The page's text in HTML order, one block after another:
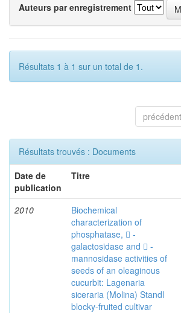
Auteurs par enregistrement
Résultats 1 à 1 sur un total de 1.
Résultats trouvés : Documents
Date de
publication
Titre
2010
Biochemical
characterization of
phosphatase,  -
galactosidase and  -
mannosidase activities of
seeds of an oleaginous
cucurbit: Lagenaria
siceraria (Molina) Standl
blocky-fruited cultivar